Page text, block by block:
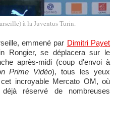
à la Juventus Turin.
emmené par Dimitri Payet
Rongier, se déplacera sur le
après-midi (coup d'envoi à
Prime Vidéo), tous les yeux
incroyable Mercato OM, où
réservé de nombreuses